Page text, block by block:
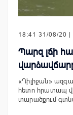
18:41 31/08/20 |
Պարզ լճի
«Դիլիջան»
հետո հրատապ
տարածքում